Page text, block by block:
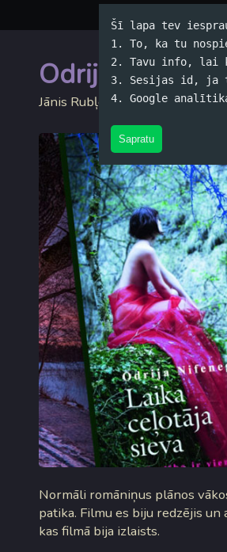
Šī lapa tev
1. To, ka tu
2. Tavu info, lai
3. Sesijas id, ja
4. Google
Sapratu
Odrija
Jānis Rubļevskis (koko) /
Normāli romāniņus plānos
patika. Filmu es biju redzējis
kas filmā bija izlaists.